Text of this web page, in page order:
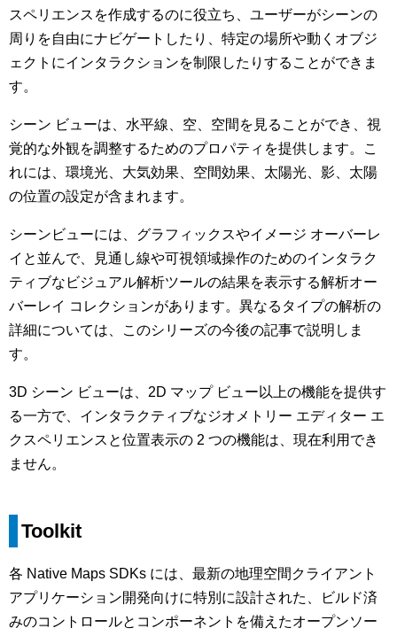
スペリエンスを作成するのに役立ち、ユーザーがシーンの
周りを自由にナビゲートしたり、特定の場所や動くオブジ
ェクトにインタラクションを制限したりすることができま
す。
シーン ビューは、水平線、空、空間を見ることができ、視
覚的な外観を調整するためのプロパティを提供します。こ
れには、環境光、大気効果、空間効果、太陽光、影、太陽
の位置の設定が含まれます。
シーンビューには、グラフィックスやイメージ オーバーレ
イと並んで、見通し線や可視領域操作のためのインタラク
ティブなビジュアル解析ツールの結果を表示する解析オー
バーレイ コレクションがあります。異なるタイプの解析の
詳細については、このシリーズの今後の記事で説明しま
す。
3D シーン ビューは、2D マップ ビュー以上の機能を提供す
る一方で、インタラクティブなジオメトリー エディター エ
クスペリエンスと位置表示の 2 つの機能は、現在利用でき
ません。
Toolkit
各 Native Maps SDKs には、最新の地理空間クライアント
アプリケーション開発向けに特別に設計された、ビルド済
みのコントロールとコンポーネントを備えたオープンソー